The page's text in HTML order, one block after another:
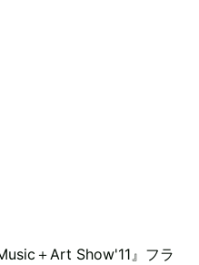
＋Art Show'11』フラ